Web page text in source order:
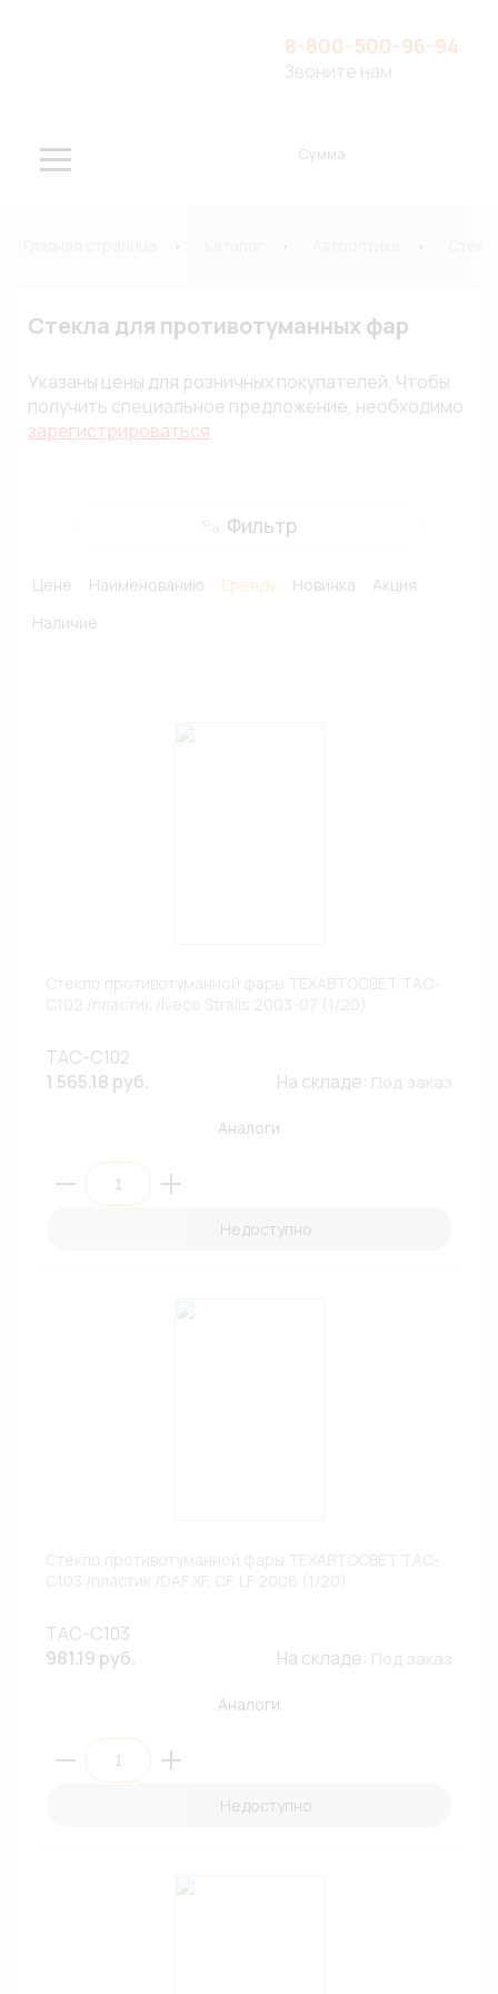
8-800-500-96-94
Звоните нам
Сумма
Стекла для противотуманных фар
Указаны цены для розничных покупателей. Чтобы
получить специальное предложение, необходимо
зарегистрироваться
Фильтр
Цене Наименованию Бренду Новинка
Акция
Наличие
ТАС-С102
1 565.18 руб.
На складе:
Аналоги
Недоступно
ТАС-С103
981.19 руб.
На складе:
Аналоги
Недоступно